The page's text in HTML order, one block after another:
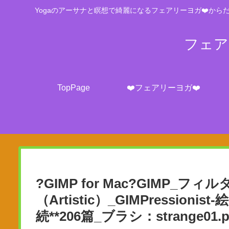
Yogaのアーサナと瞑想で綺麗になるフェアリーヨガ❤️から
フェ
TopPage ❤️フェアリーヨガ❤️
?GIMP for Mac?GIMP_フィル
（Artistic）_GIMPressionist-
続**206篇_ブラシ：